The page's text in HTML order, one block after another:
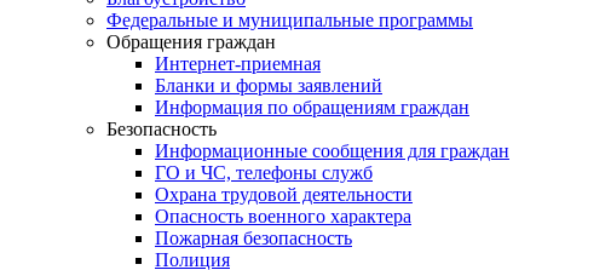
Федеральные и муниципальные программы
Обращения граждан
Интернет-приемная
Бланки и формы заявлений
Информация по обращениям граждан
Безопасность
Информационные сообщения для граждан
ГО и ЧС, телефоны служб
Охрана трудовой деятельности
Опасность военного характера
Пожарная безопасность
Полиция